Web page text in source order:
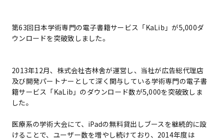
第63回日本学術専門の電子書籍サービス「KaLib」が5,000ダ
ウンロードを突破致しました。
2013年12月、株式会社杏林舍が運営し、当社が広告総代理店
及び開発パートナーとして深く関与している学術専門の電子書
籍サービス「KaLib」のダウンロード数が5,000を突破致しま
した。
医療系の学術大会にて、iPadの無料貸出しブースを継続的に設
けることで、ユーザー数を増やし続けており、2014年度は